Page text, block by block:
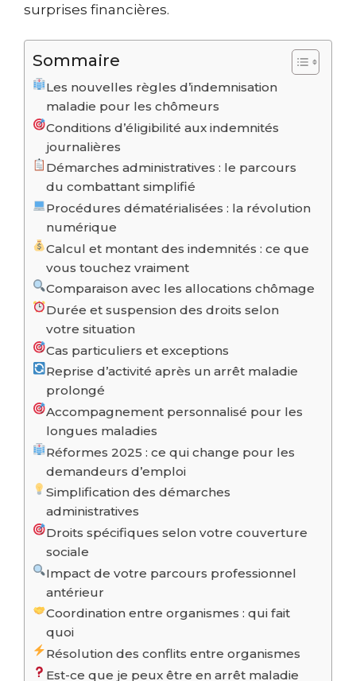
surprises financières.
Sommaire
Les nouvelles règles d’indemnisation
maladie pour les chômeurs
Conditions d’éligibilité aux indemnités
journalières
Démarches administratives : le parcours
du combattant simplifié
Procédures dématérialisées : la révolution
numérique
Calcul et montant des indemnités : ce que
vous touchez vraiment
Comparaison avec les allocations chômage
Durée et suspension des droits selon
votre situation
Cas particuliers et exceptions
Reprise d’activité après un arrêt maladie
prolongé
Accompagnement personnalisé pour les
longues maladies
Réformes 2025 : ce qui change pour les
demandeurs d’emploi
Simplification des démarches
administratives
Droits spécifiques selon votre couverture
sociale
Impact de votre parcours professionnel
antérieur
Coordination entre organismes : qui fait
quoi
Résolution des conflits entre organismes
Est-ce que je peux être en arrêt maladie